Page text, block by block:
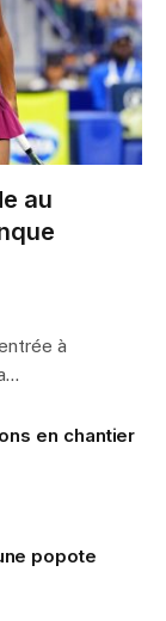
au
à
en chantier
popote